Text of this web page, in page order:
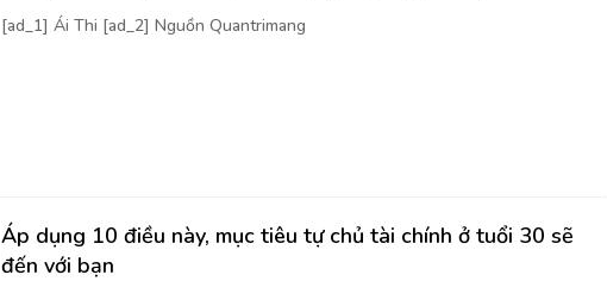
[ad_1] Ái Thi [ad_2] Nguồn Quantrimang
Áp dụng 10 điều này, mục tiêu tự chủ tài chính ở tuổi 30 sẽ
đến với bạn